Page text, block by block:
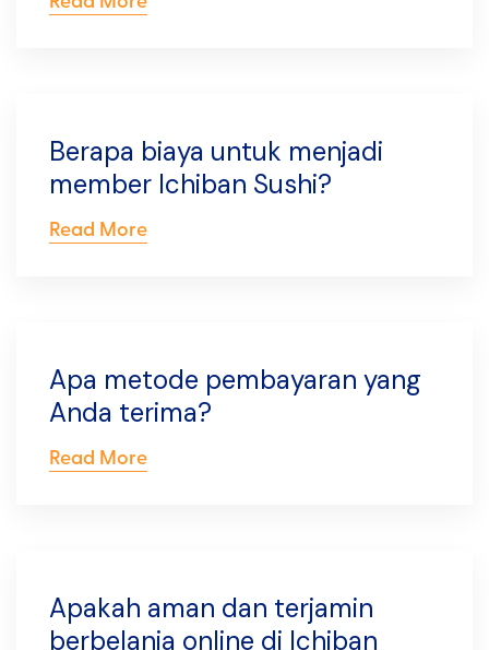
Berapa biaya untuk menjadi
member Ichiban Sushi?
Read More
Apa metode pembayaran yang
Anda terima?
Read More
Apakah aman dan terjamin
berbelanja online di Ichiban